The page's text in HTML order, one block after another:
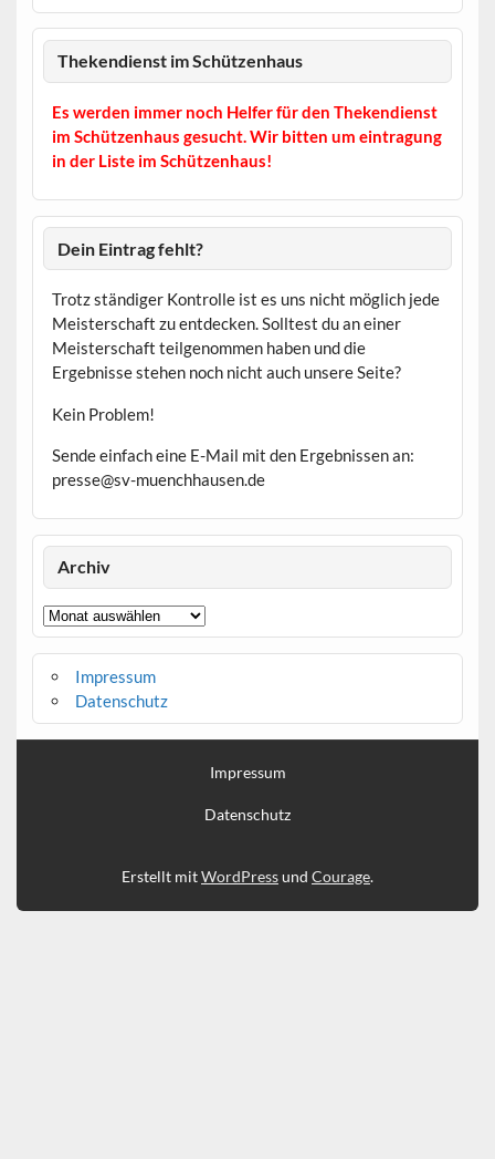
Thekendienst im Schützenhaus
Es werden immer noch Helfer für den Thekendienst
im Schützenhaus gesucht. Wir bitten um eintragung
in der Liste im Schützenhaus!
Dein Eintrag fehlt?
Trotz ständiger Kontrolle ist es uns nicht möglich jede
Meisterschaft zu entdecken. Solltest du an einer
Meisterschaft teilgenommen haben und die
Ergebnisse stehen noch nicht auch unsere Seite?
Kein Problem!
Sende einfach eine E-Mail mit den Ergebnissen an:
presse@sv-muenchhausen.de
Archiv
Archiv
Impressum
Datenschutz
Impressum
Datenschutz
Erstellt mitWordPressund Courage.